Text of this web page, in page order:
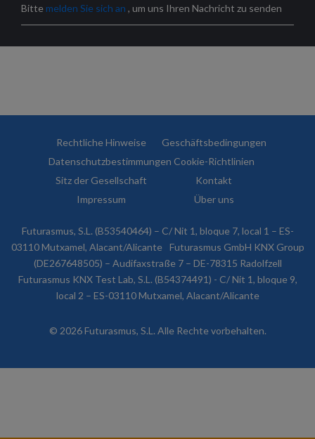
Bitte melden Sie sich an , um uns Ihren Nachricht zu senden
Rechtliche Hinweise
Geschäftsbedingungen
Datenschutzbestimmungen Cookie-Richtlinien
Sitz der Gesellschaft
Kontakt
Impressum
Über uns
Futurasmus, S.L. (B53540464) – C/ Nit 1, bloque 7, local 1 – ES-
03110 Mutxamel, Alacant/Alicante
Futurasmus GmbH KNX Group
(DE267648505) – Audifaxstraße 7 – DE-78315 Radolfzell
Futurasmus KNX Test Lab, S.L. (B54374491) - C/ Nit 1, bloque 9,
local 2 – ES-03110 Mutxamel, Alacant/Alicante
© 2026 Futurasmus, S.L. Alle Rechte vorbehalten.